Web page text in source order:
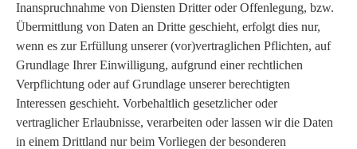
Inanspruchnahme von Diensten Dritter oder Offenlegung, bzw.
Übermittlung von Daten an Dritte geschieht, erfolgt dies nur,
wenn es zur Erfüllung unserer (vor)vertraglichen Pflichten, auf
Grundlage Ihrer Einwilligung, aufgrund einer rechtlichen
Verpflichtung oder auf Grundlage unserer berechtigten
Interessen geschieht. Vorbehaltlich gesetzlicher oder
vertraglicher Erlaubnisse, verarbeiten oder lassen wir die Daten
in einem Drittland nur beim Vorliegen der besonderen